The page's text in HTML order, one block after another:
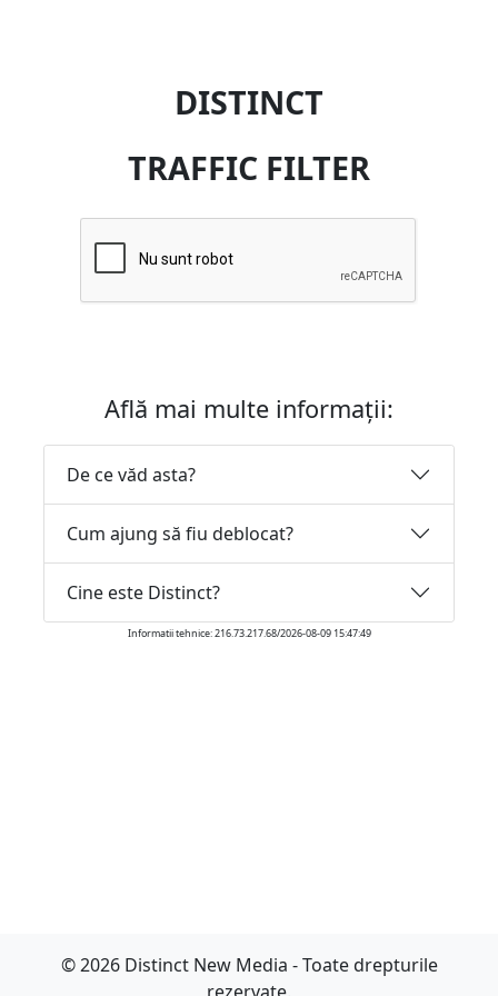
DISTINCT
TRAFFIC FILTER
Află mai multe informații:
De ce văd asta?
Cum ajung să fiu deblocat?
Cine este Distinct?
Informatii tehnice: 216.73.217.68/2026-08-09 15:47:49
© 2026 Distinct New Media - Toate drepturile